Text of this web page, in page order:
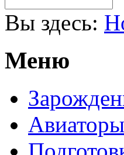
Вы здесь:
Меню
Авиаторы